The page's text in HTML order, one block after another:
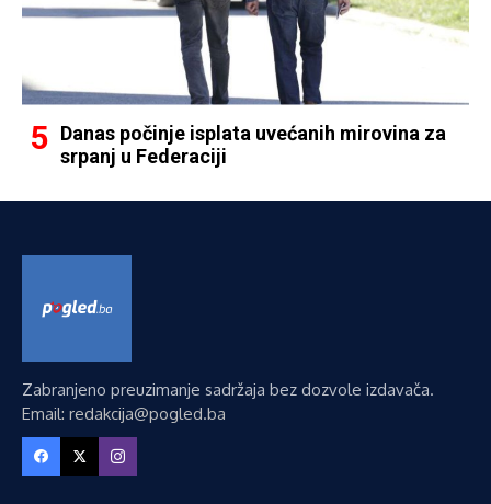
Danas počinje isplata uvećanih mirovina za
srpanj u Federaciji
Zabranjeno preuzimanje sadržaja bez dozvole izdavača.
Email: redakcija@pogled.ba